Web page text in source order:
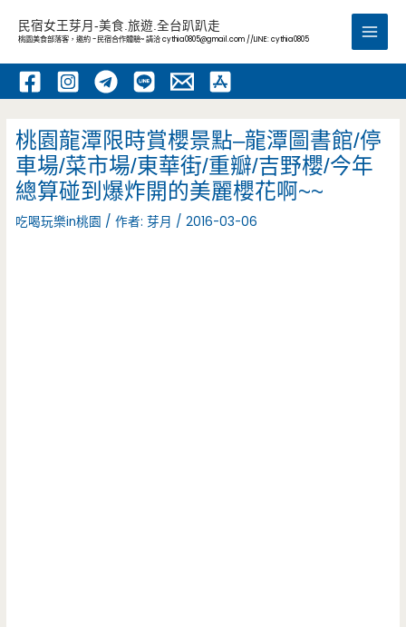
內
民宿女王芽月-美食.旅遊.全台趴趴走
桃園美食部落客，邀約 -民宿合作體驗~ 請洽cythia0805@gmail.com //LINE: cythia0805
Main
桃園龍潭限時賞櫻景點–龍潭圖書館/停
車場/菜市場/東華街/重瓣/吉野櫻/今年
總算碰到爆炸開的美麗櫻花啊~~
吃喝玩樂in桃園 / 作者:芽月 /2016-03-06